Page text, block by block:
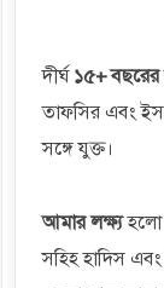
দীর্ঘ১৫+ বছরের
তাফসির এবং
সঙ্গে যুক্ত।
আমার লক্ষ্যহলো
সহিহ হাদিস